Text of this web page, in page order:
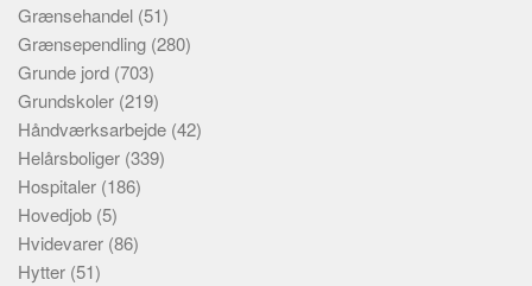
Grænsehandel (51)
Grænsependling (280)
Grunde jord (703)
Grundskoler (219)
Håndværksarbejde (42)
Helårsboliger (339)
Hospitaler (186)
Hovedjob (5)
Hvidevarer (86)
Hytter (51)